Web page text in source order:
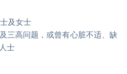
及女士
三高问题，或曾有心脏不适、缺
士